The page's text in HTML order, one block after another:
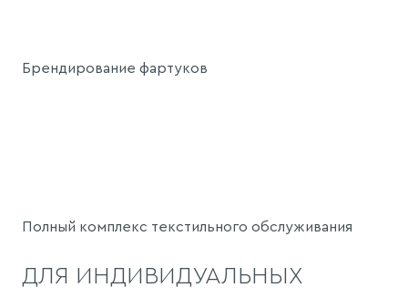
Брендирование фартуков
Полный комплекс текстильного обслуживания
ДЛЯ ИНДИВИДУАЛЬНЫХ